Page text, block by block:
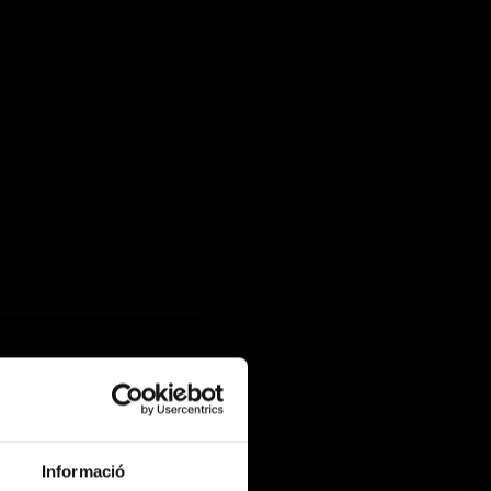
Informació